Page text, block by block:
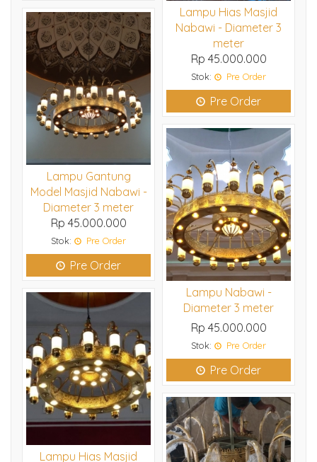
Lampu Hias Masjid
Nabawi - Diameter 3
meter
Rp 45.000.000
Stok: Pre Order
Pre Order
Lampu Gantung
Model Masjid Nabawi -
Diameter 3 meter
Rp 45.000.000
Stok: Pre Order
Pre Order
Lampu Nabawi -
Diameter 3 meter
Rp 45.000.000
Stok: Pre Order
Pre Order
Lampu Hias Masjid